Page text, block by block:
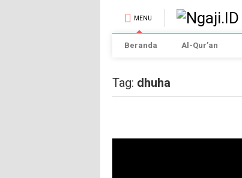
MENU
Beranda Al-Qur’an
Tag: dhuha